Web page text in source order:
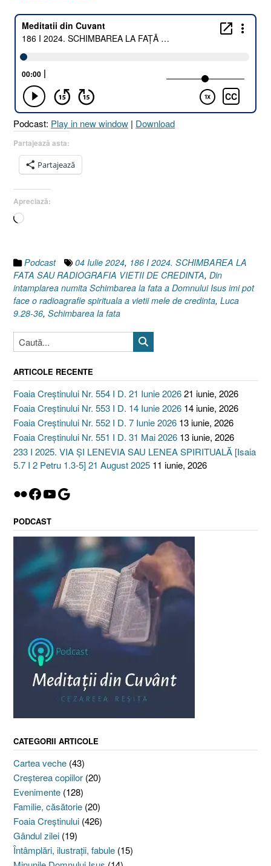
2024.
SCHIMBAREA
LA
VIEȚII
DE
CREDINȚĂ
Podcast: Play in new window | Download
Partajează asta:
Partajează
Apreciază:
Încarc...
Podcast 04 Iulie 2024, 186 I 2024. SCHIMBAREA LA
FATA SAU RADIOGRAFIA VIETII DE CREDINTA, Din
intamplarea numita Schimbarea la fata a Domnului Isus imi pot
face o radioagrafie spirituala a vietii mele de credinta, Luca
9.28-36, Schimbarea la fata
ARTICOLE RECENTE
Foaia Creștinului Nr. 554 I D. 21 Iunie 202621 iunie, 2026
Foaia Creștinului Nr. 553 I D. 14 Iunie 2026 14 iunie, 2026
Foaia Creștinului Nr. 552 I D. 7 Iunie 2026 13 iunie, 2026
Foaia Creștinului Nr. 551 I D. 31 Mai 2026 13 iunie, 2026
233 I 2025. VIA ȘI LENEVIA SAU LENEA SPIRITUALĂ [Isaia
5.7 I 2 Petru 1.3-5] 21 August 2025 11 iunie, 2026
Flickr
Facebook
YouTube
Google
PODCAST
CATEGORII ARTICOLE
Cartea veche (43)
Creşterea copiilor (20)
Evenimente (128)
Familie, căsătorie (20)
Foaia Creştinului (426)
Gândul zilei (19)
Întâmplări, ilustraţii, fabule (15)